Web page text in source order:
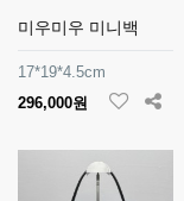
미우미우 미니백
17*19*4.5cm
296,000원